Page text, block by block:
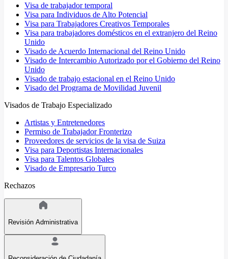
Visa de trabajador temporal
Visa para Individuos de Alto Potencial
Visa para Trabajadores Creativos Temporales
Visa para trabajadores domésticos en el extranjero del Reino
Unido
Visado de Acuerdo Internacional del Reino Unido
Visado de Intercambio Autorizado por el Gobierno del Reino
Unido
Visado de trabajo estacional en el Reino Unido
Visado del Programa de Movilidad Juvenil
Visados de Trabajo Especializado
Artistas y Entretenedores
Permiso de Trabajador Fronterizo
Proveedores de servicios de la visa de Suiza
Visa para Deportistas Internacionales
Visa para Talentos Globales
Visado de Empresario Turco
Rechazos
Revisión Administrativa